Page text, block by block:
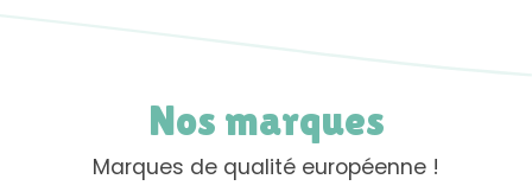
Nos marques
Marques de qualité européenne !